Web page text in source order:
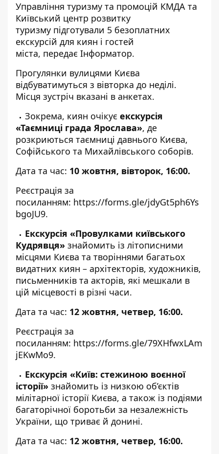
Управління туризму та промоцій КМДА та
Київський центр розвитку
туризму підготували 5 безоплатних
екскурсій для киян і гостей
міста, передає Інформатор.
Прогулянки вулицями Києва
відбуватимуться з вівторка до неділі.
Місця зустріч вказані в анкетах.
Зокрема, киян очікує екскурсія
«Таємниці града Ярослава», де
розкриються таємниці давнього Києва,
Софійського та Михайлівського соборів.
Дата та час: 10 жовтня, вівторок, 16:00.
Реєстрація за
посиланням: https://forms.gle/jdyGt5ph6Ys
bgoJU9.
Екскурсія «Провулками київського
Кудрявця» знайомить із літописними
місцями Києва та творіннями багатьох
видатних киян – архітекторів, художників,
письменників та акторів, які мешкали в
цій місцевості в різні часи.
Дата та час: 12 жовтня, четвер, 16:00.
Реєстрація за
посиланням: https://forms.gle/79XHfwxLAm
jEKwMo9.
Екскурсія «Київ: стежиною воєнної
історії» знайомить із низкою об’єктів
мілітарної історії Києва, а також із подіями
багаторічної боротьби за незалежність
України, що триває й донині.
Дата та час: 12 жовтня, четвер, 16:00.